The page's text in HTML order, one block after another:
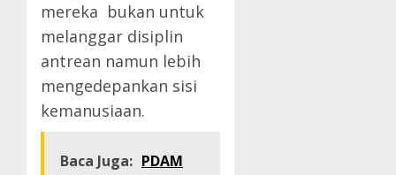
mereka bukan untuk
melanggar disiplin
antrean namun lebih
mengedepankan sisi
kemanusiaan.
Baca Juga: PDAM